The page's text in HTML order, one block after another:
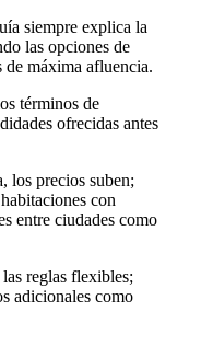
siempre explica la
las opciones de
de máxima afluencia.
términos de
ofrecidas antes
los precios suben;
con
entre ciudades como
reglas flexibles;
adicionales como